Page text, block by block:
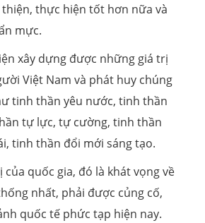
thực hiện tốt hơn nữa và
mực.
xây dựng được những giá trị
Việt Nam và phát huy chúng
tinh thần yêu nước, tinh thần
tự lực, tự cường, tinh thần
tinh thần đổi mới sáng tạo.
quốc gia, đó là khát vọng về
nhất, phải được củng cố,
quốc tế phức tạp hiện nay.